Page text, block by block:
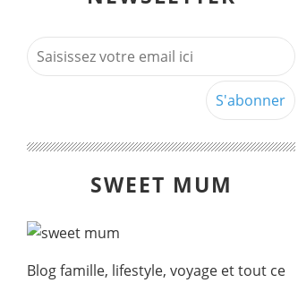
SWEET MUM
Blog famille, lifestyle, voyage et tout ce